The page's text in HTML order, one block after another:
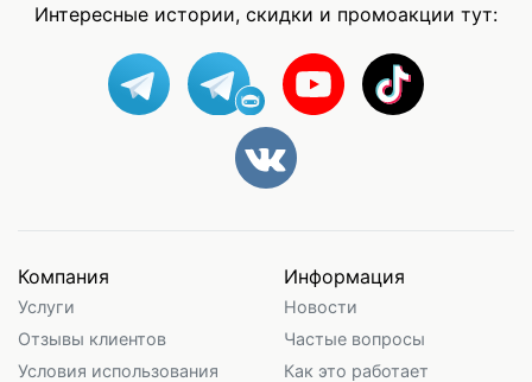
Интересные истории, скидки и промоакции тут:
Компания
Услуги
Отзывы клиентов
Условия использования
Информация
Новости
Частые вопросы
Как это работает